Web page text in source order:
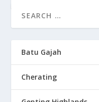
Batu Gajah
Cherating